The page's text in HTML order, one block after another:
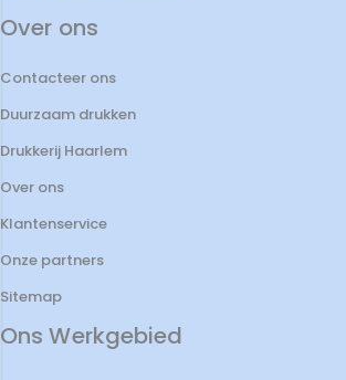
Over ons
Contacteer ons
Duurzaam drukken
Drukkerij Haarlem
Over ons
Klantenservice
Onze partners
Sitemap
Ons Werkgebied